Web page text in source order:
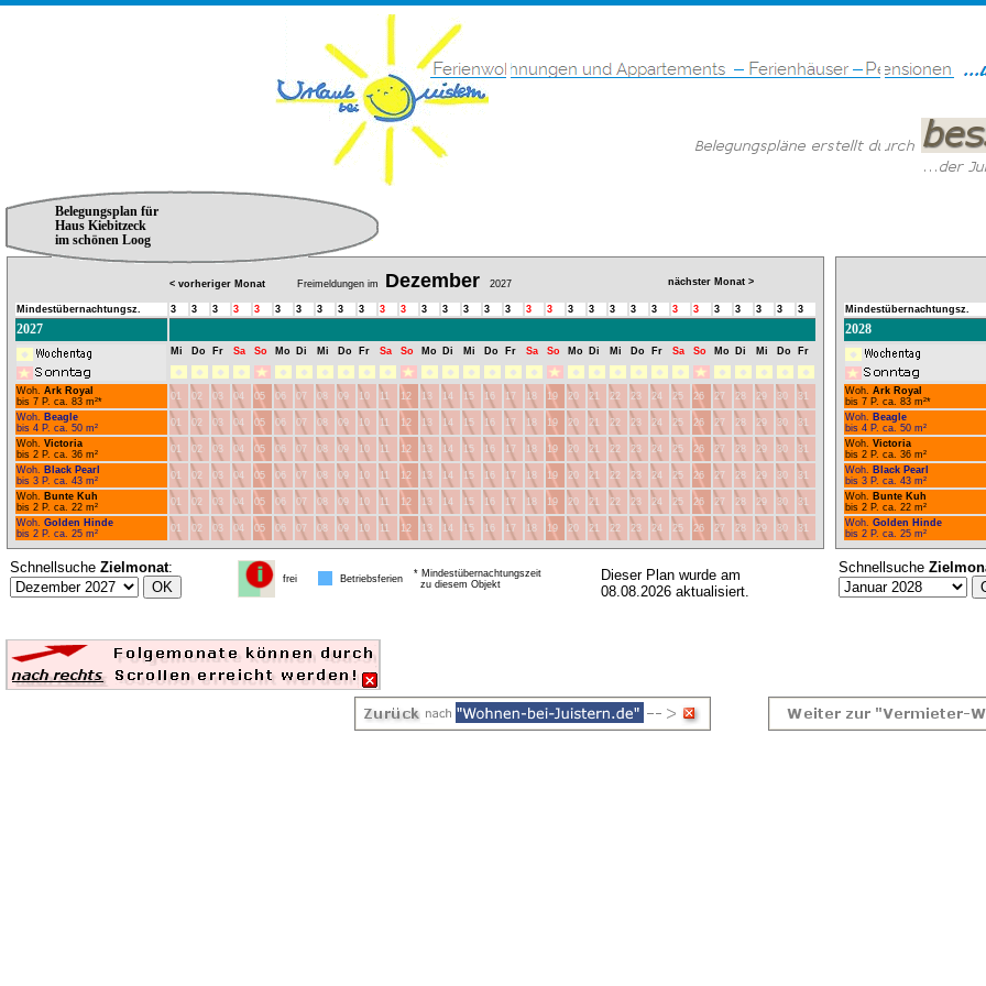
Belegungsplan für
Haus Kiebitzeck
im schönen Loog
< vorheriger Monat Freimeldungen im Dezember 2027 nächster Monat >
Mindestübernachtungsz. 3 3 3 3 3 3 3 3 3 3 3 3 3 3 3 3 3 3 3 3 3 3 3 3 3 3 3 3 3 3 3
2027
Mi Do Fr Sa So Mo Di Mi Do Fr Sa So Mo Di Mi Do Fr Sa So Mo Di Mi Do Fr Sa So Mo Di Mi Do Fr
Woh. Ark Royal
bis 7 P. ca. 83 m²*
01 02 03 04 05 06 07 08 09 10 11 12 13 14 15 16 17 18 19 20 21 22 23 24 25 26 27 28 29 30
31
Woh. Beagle
bis 4 P. ca. 50 m²
01 02 03 04 05 06 07 08 09 10 11 12 13 14 15 16 17 18 19 20 21 22 23 24 25 26 27 28 29 30
31
Woh. Victoria
bis 2 P. ca. 36 m²
01 02 03 04 05 06 07 08 09 10 11 12 13 14 15 16 17 18 19 20 21 22 23 24 25 26 27 28 29 30
31
Woh. Black Pearl
bis 3 P. ca. 43 m²
01 02 03 04 05 06 07 08 09 10 11 12 13 14 15 16 17 18 19 20 21 22 23 24 25 26 27 28 29 30
31
Woh. Bunte Kuh
bis 2 P. ca. 22 m²
01 02 03 04 05 06 07 08 09 10 11 12 13 14 15 16 17 18 19 20 21 22 23 24 25 26 27 28 29 30
31
Woh. Golden Hinde
bis 2 P. ca. 25 m²
01 02 03 04 05 06 07 08 09 10 11 12 13 14 15 16 17 18 19 20 21 22 23 24 25 26 27 28 29 30 31
Schnellsuche Zielmonat:
frei Betriebsferien
* Mindestübernachtungszeit
zu diesem Objekt
Dieser Plan wurde am
08.08.2026 aktualisiert.
Mindestübernachtungsz.
2028
Woh. Ark Royal
bis 7 P. ca. 83 m²*
Woh. Beagle
bis 4 P. ca. 50 m²
Woh. Victoria
bis 2 P. ca. 36 m²
Woh. Black Pearl
bis 3 P. ca. 43 m²
Woh. Bunte Kuh
bis 2 P. ca. 22 m²
Woh. Golden Hinde
bis 2 P. ca. 25 m²
Schnellsuche